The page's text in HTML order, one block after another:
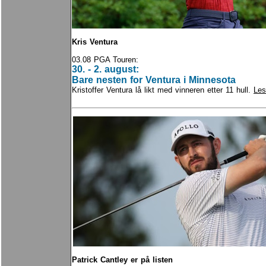
Kris Ventura
03.08 PGA Touren:
30. - 2. august:
Bare nesten for Ventura i Minnesota
Kristoffer Ventura lå likt med vinneren etter 11 hull.
Patrick Cantley er på listen